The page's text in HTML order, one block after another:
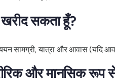
सकता हूँ?
सामग्री, यात्रा और आवास (यदि
और मानसिक रूप